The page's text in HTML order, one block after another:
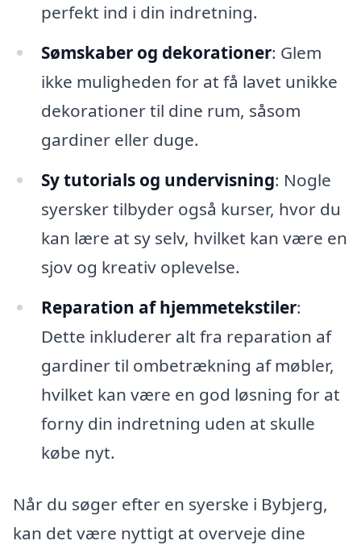
perfekt ind i din indretning.
Sømskaber og dekorationer: Glem
ikke muligheden for at få lavet unikke
dekorationer til dine rum, såsom
gardiner eller duge.
Sy tutorials og undervisning: Nogle
syersker tilbyder også kurser, hvor du
kan lære at sy selv, hvilket kan være en
sjov og kreativ oplevelse.
Reparation af hjemmetekstiler:
Dette inkluderer alt fra reparation af
gardiner til ombetrækning af møbler,
hvilket kan være en god løsning for at
forny din indretning uden at skulle
købe nyt.
Når du søger efter en syerske i Bybjerg,
kan det være nyttigt at overveje dine